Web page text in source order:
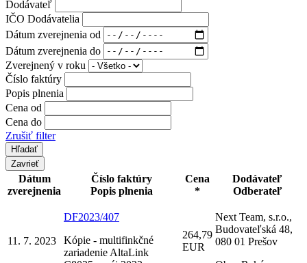
Dodávateľ
IČO Dodávatelia
Dátum zverejnenia od
Dátum zverejnenia do
Zverejnený v roku
Číslo faktúry
Popis plnenia
Cena od
Cena do
Zrušiť filter
Zavrieť
Dátum
zverejnenia
Číslo faktúry
Popis plnenia
Cena
*
Dodávateľ
Odberateľ
11. 7. 2023
DF2023/407
Kópie - multifinkčné
zariadenie AltaLink
264,79
EUR
Next Team, s.r.o.,
Budovateľská 48,
080 01 Prešov